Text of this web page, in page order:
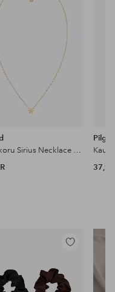
Kaulakoru Sirius Necklace Gold
37,95
Lisää